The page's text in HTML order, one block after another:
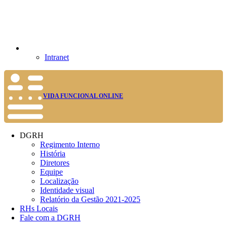
Intranet
VIDA FUNCIONAL ONLINE
DGRH
Regimento Interno
História
Diretores
Equipe
Localização
Identidade visual
Relatório da Gestão 2021-2025
RHs Locais
Fale com a DGRH